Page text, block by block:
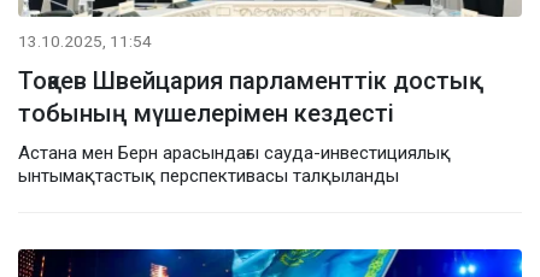
13.10.2025, 11:54
Тоқаев Швейцария парламенттік достық
тобының мүшелерімен кездесті
Астана мен Берн арасындағы сауда-инвестициялық
ынтымақтастық перспективасы талқыланды